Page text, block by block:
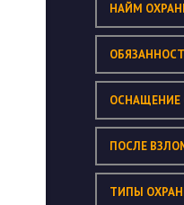
НАЙМ
ОСНАЩЕНИЕ
ПОСЛЕ
ТИПЫ